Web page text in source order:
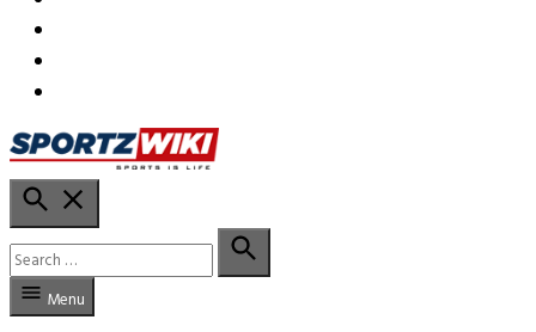
Sportzwiki Hindi
Open
Search
Search
for:
Search
Menu